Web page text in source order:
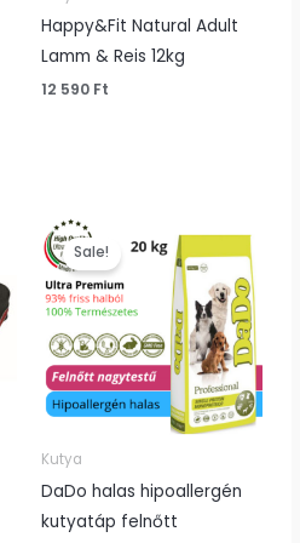
Happy&Fit Natural Adult
Lamm & Reis 12kg
12 590 Ft
Sale!
Kutya
DaDo halas hipoallergén
kutyatáp felnőtt
price
was:
38
990 Ft.
is:
990 Ft.